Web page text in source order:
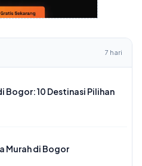
7 hari
Bogor: 10 Destinasi Pilihan
Murah di Bogor